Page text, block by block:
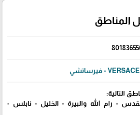
المناطق
VERSACE - فيرساتشي
التالية:
- رام الله والبيرة - الخليل - نابلس -